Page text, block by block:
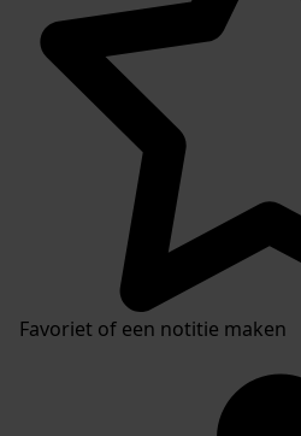
Favoriet of een notitie maken